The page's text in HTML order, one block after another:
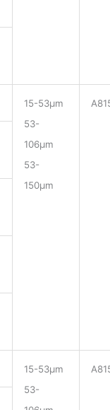
15-53μm
53-
106μm
53-
150μm
15-53μm
53-